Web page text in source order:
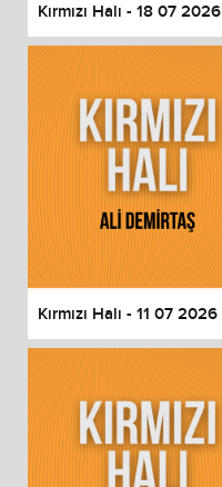
Kırmızı Halı - 18 07 2026
Kırmızı Halı - 11 07 2026